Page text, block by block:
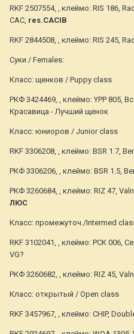
RKF 2507554, , клеймо: RIS 186,
CAC, res.CACIB
RKF 2844508, , клеймо: RIS 245,
Суки / Females:
Класс: щенков / Puppy class
РКФ 3424469, , клеймо: YPP 805,
Красавица - Лучший щенок
Класс: юниоров / Junior class
RKF 3306208, , клеймо: BSR 1.7,
РКФ 3306206, , клеймо: BSR 1.5,
РКФ 3260684, , клеймо: RIZ 47,
ЛЮС
Класс: промежуточ./Intermed
RKF 3102041, , клеймо: PCK 006,
VG?
РКФ 3260682, , клеймо: RIZ 45,
Класс: открытый / Open class
RKF 3457967, , клеймо: CHIP,